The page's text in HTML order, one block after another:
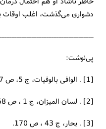
دشواری می‌گذشت، اغلب اوقات
پی‌نوشت:
[1] . الوافی بالوفیات، ج 5، ص 347.
[2] . لسان المیزان، ج 1 ، ص 268.
[3] . بحار، ج 43 ، ص 170.